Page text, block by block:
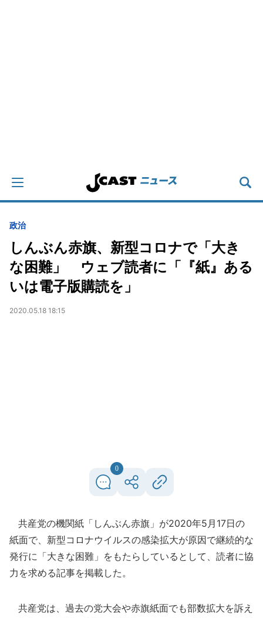
政治
しんぶん赤旗、新型コロナで「大き
な困難」 ウェブ読者に「『紙』ある
いは電子版購読を」
2020.05.18 18:15
0
共産党の機関紙「しんぶん赤旗」が2020年5月17日の
紙面で、新型コロナウイルスの感染拡大が原因で継続的な
発行に「大きな困難」をもたらしているとして、読者に協
力を求める記事を掲載した。
共産党は、過去の党大会や赤旗紙面でも部数拡大を訴え